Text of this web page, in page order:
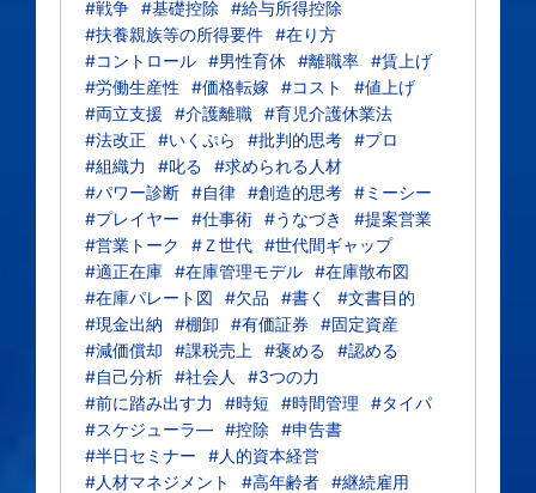
#戦争 #基礎控除
#給与所得控除
#扶養親族等の所得要件 #在り方
#コントロール #男性育休 #離職率 #賃上げ
#労働生産性
#価格転嫁 #コスト
#値上げ
#両立支援
#介護離職 #育児介護休業法
#法改正
#いくぷら #批判的思考 #プロ
#組織力
#叱る
#求められる人材
#パワー診断 #自律 #創造的思考 #ミーシー
#プレイヤー
#仕事術 #うなづき
#提案営業
#営業トーク
#Ｚ世代 #世代間ギャップ
#適正在庫 #在庫管理モデル #在庫散布図
#在庫パレート図
#欠品 #書く
#文書目的
#現金出納
#棚卸 #有価証券
#固定資産
#減価償却
#課税売上 #褒める
#認める
#自己分析 #社会人
#3つの力
#前に踏み出す力
#時短 #時間管理
#タイパ
#スケジューラ― #控除
#申告書
#半日セミナー
#人的資本経営
#人材マネジメント
#高年齢者 #継続雇用